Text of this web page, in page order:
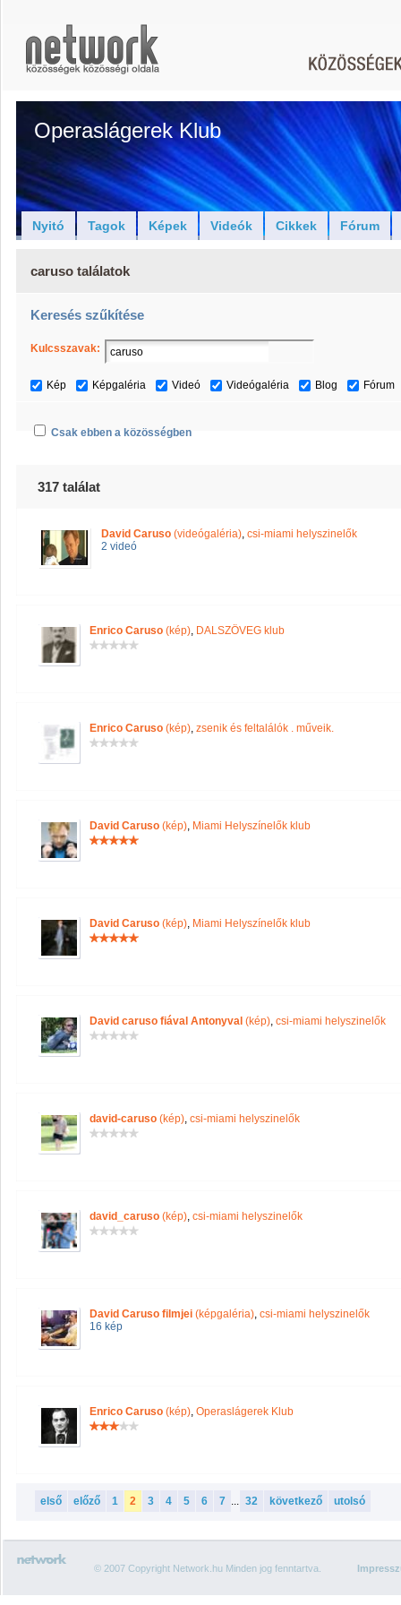
Operaslágerek Klub
Nyitó Tagok Képek Videók Cikkek Fórum
caruso találatok
Keresés szűkítése
Kulcsszavak:
Kép Képgaléria Videó Videógaléria Blog Fórum
Csak ebben a közösségben
317 találat
David Caruso (videógaléria), csi-miami helyszinelők
2 videó
Enrico Caruso (kép), DALSZÖVEG klub
Enrico Caruso (kép), zsenik és feltalálók . műveik.
David Caruso (kép), Miami Helyszínelők klub
David Caruso (kép), Miami Helyszínelők klub
David caruso fiával Antonyval (kép), csi-miami helyszinelők
david-caruso (kép), csi-miami helyszinelők
david_caruso (kép), csi-miami helyszinelők
David Caruso filmjei (képgaléria), csi-miami helyszinelők
16 kép
Enrico Caruso (kép), Operaslágerek Klub
első előző 1 2 3 4 5 6 7 ... 32 következő utolsó
© 2007 Copyright Network.hu Minden jog fenntartva.